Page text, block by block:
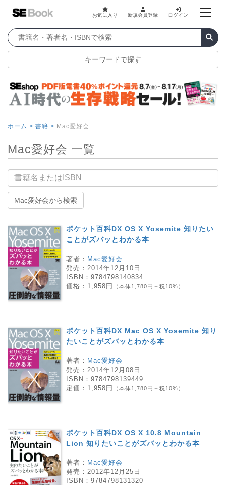
お気に入り 新規会員登録 ログイン
キーワードで探す
ホーム > 書籍 > Mac愛好会
Mac愛好会 一覧
書籍名
Mac愛好会から検索
ポケット百科DX OS X Yosemite 知りたい
ことがズバッとわかる本
著者： Mac愛好会
発売： 2014年12月10日
ISBN： 9784798140834
価格： 1,958円 （本体1,780円＋税10%）
ポケット百科DX Mac OS X Yosemite 知り
たいことがズバッとわかる本
著者： Mac愛好会
発売： 2014年12月08日
ISBN： 9784798139449
定価： 1,958円 （本体1,780円＋税10%）
ポケット百科DX OS X 10.8 Mountain
Lion 知りたいことがズバッとわかる本
著者： Mac愛好会
発売： 2012年12月25日
ISBN： 9784798131320